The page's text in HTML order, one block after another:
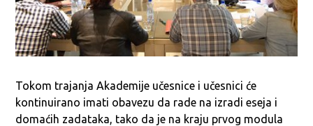
Tokom trajanja Akademije učesnice i učesnici će
kontinuirano imati obavezu da rade na izradi eseja i
domaćih zadataka, tako da je na kraju prvog modula